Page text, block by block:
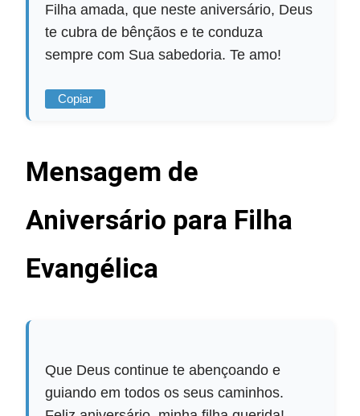
Filha amada, que neste aniversário, Deus
te cubra de bênçãos e te conduza
sempre com Sua sabedoria. Te amo!
Copiar
Mensagem de
Aniversário para Filha
Evangélica
Que Deus continue te abençoando e
guiando em todos os seus caminhos.